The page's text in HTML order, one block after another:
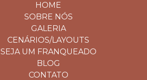
HOME
SOBRE NÓS
GALERIA
CENÁRIOS/LAYOUTS
SEJA UM FRANQUEADO
BLOG
CONTATO